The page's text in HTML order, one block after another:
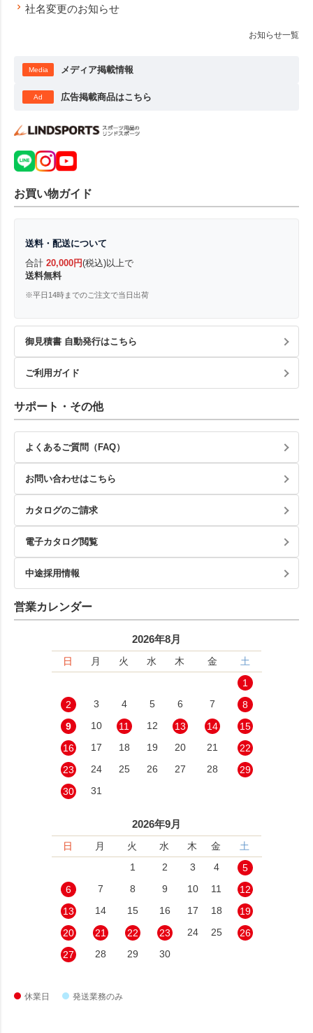
社名変更のお知らせ
お知らせ一覧
Media メディア掲載情報
Ad 広告掲載商品はこちら
お買い物ガイド
送料・配送について
合計 20,000円(税込)以上で
送料無料
※平日14時までのご注文で当日出荷
御見積書 自動発行はこちら
ご利用ガイド
サポート・その他
よくあるご質問（FAQ）
お問い合わせはこちら
カタログのご請求
電子カタログ閲覧
中途採用情報
営業カレンダー
2026年8月
日 月 火 水 木 金
土
1
2
3 4 5 6 7
8
9
10 11 12 13 14
15
16
17 18 19 20 21
22
23
24 25 26 27 28
29
30
31
2026年9月
日 月 火 水 木 金
土
1
2 3 4
5
6
7 8 9 10 11
12
13
14 15 16 17 18
19
20
21 22 23 24 25
26
27
28 29 30
休業日 発送業務のみ